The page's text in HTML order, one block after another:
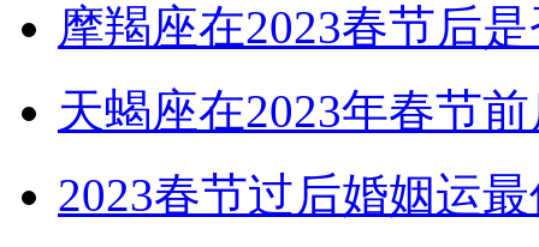
摩羯座在2023春节后
天蝎座在2023年春节
2023春节过后婚姻运